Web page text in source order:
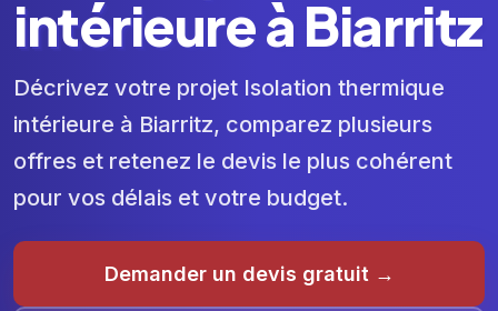
intérieure à Biarritz
Décrivez votre projet Isolation thermique
intérieure à Biarritz, comparez plusieurs
offres et retenez le devis le plus cohérent
pour vos délais et votre budget.
Demander un devis gratuit →